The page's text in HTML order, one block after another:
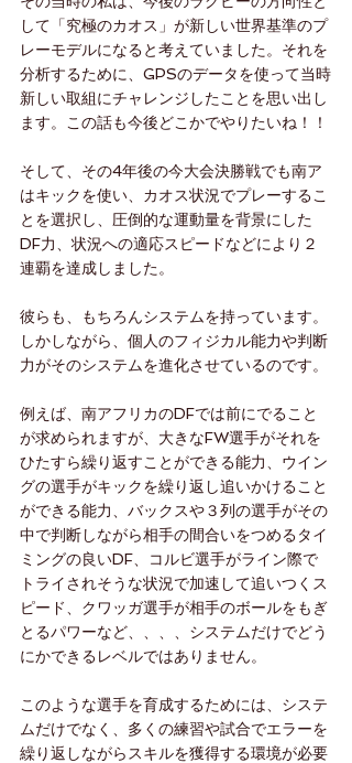
して「究極のカオス」が新しい世界基準のプ
レーモデルになると考えていました。それを
分析するために、GPSのデータを使って当時
新しい取組にチャレンジしたことを思い出し
ます。この話も今後どこかでやりたいね！！
そして、その4年後の今大会決勝戦でも南ア
はキックを使い、カオス状況でプレーするこ
とを選択し、圧倒的な運動量を背景にした
DF力、状況への適応スピードなどにより２
連覇を達成しました。
彼らも、もちろんシステムを持っています。
しかしながら、個人のフィジカル能力や判断
力がそのシステムを進化させているのです。
例えば、南アフリカのDFでは前にでること
が求められますが、大きなFW選手がそれを
ひたすら繰り返すことができる能力、ウイン
グの選手がキックを繰り返し追いかけること
ができる能力、バックスや３列の選手がその
中で判断しながら相手の間合いをつめるタイ
ミングの良いDF、コルビ選手がライン際で
トライされそうな状況で加速して追いつくス
ピード、クワッガ選手が相手のボールをもぎ
とるパワーなど、、、、システムだけでどう
にかできるレベルではありません。
このような選手を育成するためには、システ
ムだけでなく、多くの練習や試合でエラーを
繰り返しながらスキルを獲得する環境が必要